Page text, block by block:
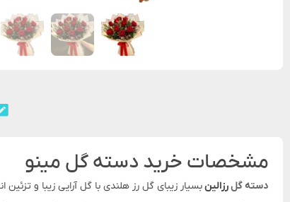
مشخصات خرید دسته گل مینو
دسته گلرزالینبسیار زیبای گل رز هلندی با گل آرایی زیبا و